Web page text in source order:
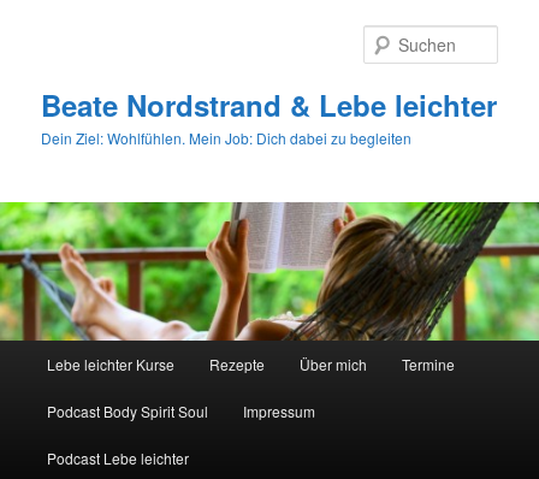
Beate Nordstrand & Lebe leichter
Dein Ziel: Wohlfühlen. Mein Job: Dich dabei zu begleiten
Lebe leichter Kurse Rezepte Über mich Termine
Podcast Body Spirit Soul Impressum
Podcast Lebe leichter